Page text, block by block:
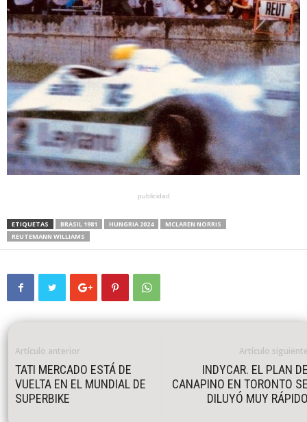
publicidad
ETIQUETAS BRASIL 1981 HUNGRIA 2024
MCLAREN NORRIS
REUTEMANN WILLIAMS
Artículo anterior
TATI MERCADO ESTÁ DE
VUELTA EN EL MUNDIAL DE
SUPERBIKE
Artículo
INDYCAR. EL PLAN
CANAPINO EN TORONTO
DILUYÓ MUY